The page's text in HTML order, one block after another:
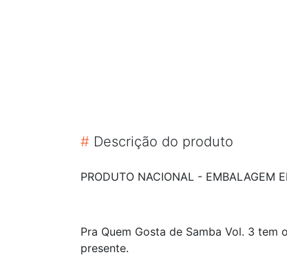
# Descrição do produto
PRODUTO NACIONAL - EMBALAGEM
Pra Quem Gosta de Samba Vol. 3
presente.